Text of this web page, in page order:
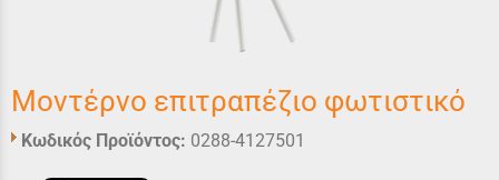
Μοντέρνο επιτραπέζιο φωτιστικό
Κωδικός Προϊόντος: 0288-4127501